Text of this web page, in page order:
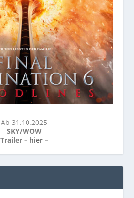
Ab 31.10.2025
SKY/WOW
Trailer – hier –